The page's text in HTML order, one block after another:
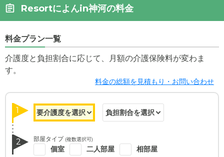
Resortによんin神河の料金
料金プラン一覧
介護度と負担割合に応じて、月額の介護保険料が変わま
す。
料金の総額を見積もり・お問い合わせ
1
2 部屋タイプ (複数選択可)
個室 二人部屋 相部屋